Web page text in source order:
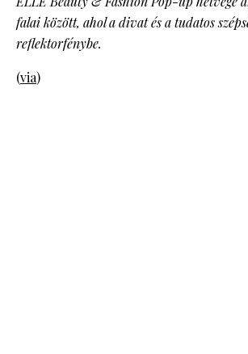
falai között, ahol a divat és a tudatos
reflektorfénybe.
(via)